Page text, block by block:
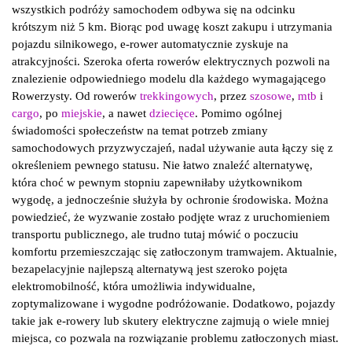
wszystkich podróży samochodem odbywa się na odcinku
krótszym niż 5 km. Biorąc pod uwagę koszt zakupu i utrzymania
pojazdu silnikowego, e-rower automatycznie zyskuje na
atrakcyjności. Szeroka oferta rowerów elektrycznych pozwoli na
znalezienie odpowiedniego modelu dla każdego wymagającego
Rowerzysty. Od rowerów trekkingowych, przez szosowe, mtb i
cargo, po miejskie, a nawet dziecięce. Pomimo ogólnej
świadomości społeczeństw na temat potrzeb zmiany
samochodowych przyzwyczajeń, nadal używanie auta łączy się z
określeniem pewnego statusu. Nie łatwo znaleźć alternatywę,
która choć w pewnym stopniu zapewniłaby użytkownikom
wygodę, a jednocześnie służyła by ochronie środowiska. Można
powiedzieć, że wyzwanie zostało podjęte wraz z uruchomieniem
transportu publicznego, ale trudno tutaj mówić o poczuciu
komfortu przemieszczając się zatłoczonym tramwajem. Aktualnie,
bezapelacyjnie najlepszą alternatywą jest szeroko pojęta
elektromobilność, która umożliwia indywidualne,
zoptymalizowane i wygodne podróżowanie. Dodatkowo, pojazdy
takie jak e-rowery lub skutery elektryczne zajmują o wiele mniej
miejsca, co pozwala na rozwiązanie problemu zatłoczonych miast.